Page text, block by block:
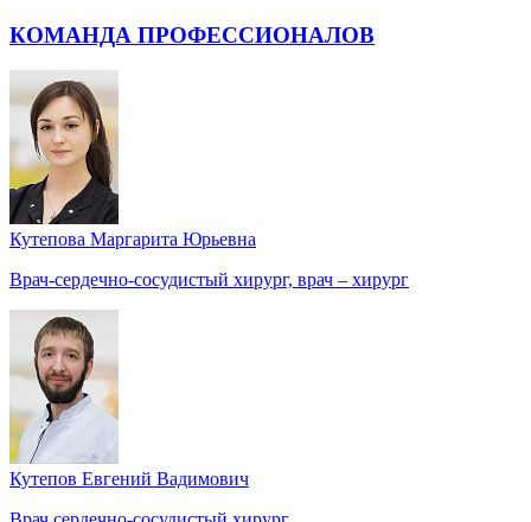
КОМАНДА ПРОФЕССИОНАЛОВ
Кутепова Маргарита Юрьевна
Врач-сердечно-сосудистый хирург, врач – хирург
Кутепов Евгений Вадимович